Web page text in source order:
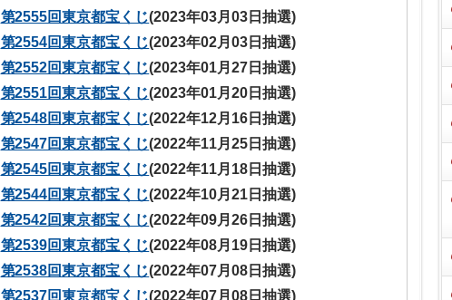
第2555回東京都宝くじ(2023年03月03日抽選)
第2554回東京都宝くじ(2023年02月03日抽選)
第2552回東京都宝くじ(2023年01月27日抽選)
第2551回東京都宝くじ(2023年01月20日抽選)
第2548回東京都宝くじ(2022年12月16日抽選)
第2547回東京都宝くじ(2022年11月25日抽選)
第2545回東京都宝くじ(2022年11月18日抽選)
第2544回東京都宝くじ(2022年10月21日抽選)
第2542回東京都宝くじ(2022年09月26日抽選)
第2539回東京都宝くじ(2022年08月19日抽選)
第2538回東京都宝くじ(2022年07月08日抽選)
第2537回東京都宝くじ(2022年07月08日抽選)